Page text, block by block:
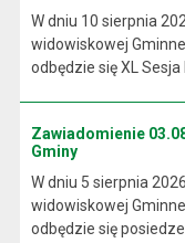
W dniu 10 sierpnia
widowiskowej
odbędzie się XL Sesja
Zawiadomienie
Gminy
W dniu 5 sierpnia
widowiskowej
odbędzie się